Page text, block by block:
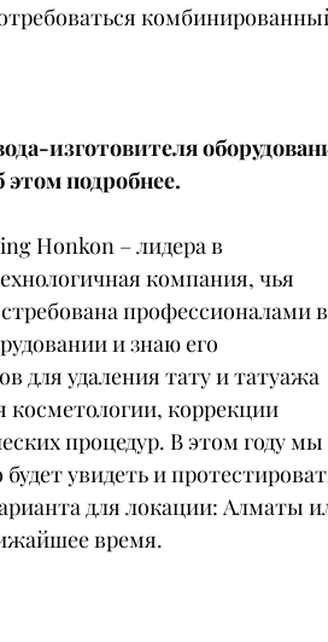
изготовителя
этом подробнее.
Honkon – лидера в
компания, чья
профессионалами в
и знаю его
для удаления тату и татуажа
косметологии, коррекции
процедур. В этом году мы
увидеть и
для локации: Алматы
время.